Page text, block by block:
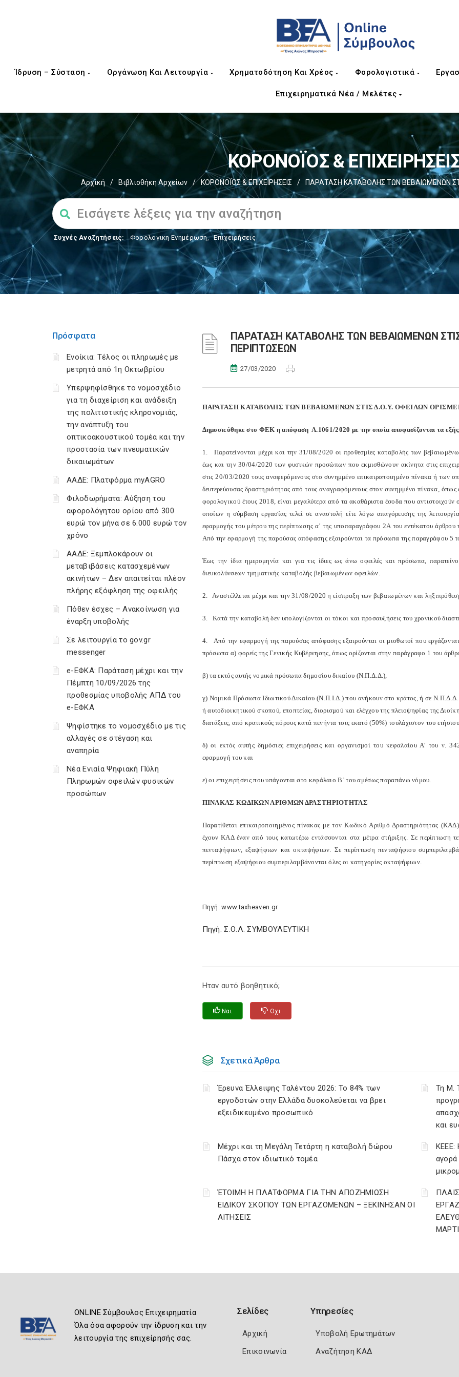
Ίδρυση – Σύσταση Οργάνωση Και Λειτουργία Χρηματοδότηση Και Χρέος Φορολογιστικά
Επιχειρηματικά Νέα / Μελέτες
ΚΟΡΟΝΟΪΟΣ &
Αρχική / Βιβλιοθήκη Αρχείων / ΚΟΡΟΝΟΪΟΣ & ΕΠΙΧΕΙΡΗΣΕΙΣ / ΠΑΡΑΤΑΣΗ ΚΑΤΑΒΟΛΗΣ ΤΩΝ ΒΕΒΑΙΩΜΕΝΩΝ
Συχνές Αναζητήσεις: Φορολογικη Ενημέρωση, Επιχειρήσεις
Πρόσφατα
Ενοίκια: Τέλος οι πληρωμές με
μετρητά από 1η Οκτωβρίου
Υπερψηφίσθηκε το νομοσχέδιο
για τη διαχείριση και ανάδειξη
της πολιτιστικής κληρονομιάς,
την ανάπτυξη του
οπτικοακουστικού τομέα και την
προστασία των πνευματικών
δικαιωμάτων
ΑΑΔΕ: Πλατφόρμα myAGRO
Φιλοδωρήματα: Αύξηση του
αφορολόγητου ορίου από 300
ευρώ τον μήνα σε 6.000 ευρώ τον
χρόνο
ΑΑΔΕ: Ξεμπλοκάρουν οι
μεταβιβάσεις κατασχεμένων
ακινήτων – Δεν απαιτείται πλέον
πλήρης εξόφληση της οφειλής
Πόθεν έσχες – Ανακοίνωση για
έναρξη υποβολής
Σε λειτουργία το gov.gr
messenger
e-ΕΦΚΑ: Παράταση μέχρι και την
Πέμπτη 10/09/2026 της
προθεσμίας υποβολής ΑΠΔ του
e-ΕΦΚΑ
Ψηφίστηκε το νομοσχέδιο με τις
αλλαγές σε στέγαση και
αναπηρία
Νέα Ενιαία Ψηφιακή Πύλη
Πληρωμών οφειλών φυσικών
προσώπων
ΠΑΡΑΤΑΣΗ ΚΑΤΑΒΟΛΗΣ ΤΩΝ ΒΕΒΑΙΩΜΕΝΩΝ
ΠΕΡΙΠΤΩΣΕΩΝ
27/03/2020
ΠΑΡΑΤΑΣΗ ΚΑΤΑΒΟΛΗΣ ΤΩΝ ΒΕΒΑΙΩΜΕΝΩΝ ΣΤΙΣ Δ.Ο.Υ. ΟΦΕΙΛΩΝ
Δημοσιεύθηκε στο ΦΕΚ η απόφαση Α.1061/2020 με την οποία αποφασίζονται τα
1. Παρατείνονται μέχρι και την 31/08/2020 οι προθεσμί­ες καταβολής των
έως και την 30/04/2020 των φυσικών προσώπων που εκμισθώνουν ακίνητα στις
στις 20/03/2020 τους αναφερόμενους στο συνημμένο επικαιροποιημένο πίνακα ή
δευτερεύουσας δραστηριότητας από τους αναγραφό­μενους στον συνημμένο πίνακα,
φορολο­γικού έτους 2018, είναι μεγαλύτερα από τα ακαθάριστα έσοδα που
οποίων η σύμβαση ερ­γασίας τελεί σε αναστολή είτε λόγω απαγόρευσης της
εφαρμογής του μέτρου της περίπτωσης α’ της υποπαραγράφου 2Α του εντέκατου
Από την εφαρμογή της παρούσας απόφασης εξαιρού­νται τα πρόσωπα της παραγράφου
Έως την ίδια ημερομηνία και για τις ίδιες ως άνω οφειλές και πρόσωπα,
διευκολύνσεων τμηματικής καταβολής βεβαιωμένων οφειλών.
2. Αναστέλλεται μέχρι και την 31/08/2020 η είσπραξη των βεβαιωμένων και
3. Κατά την καταβολή δεν υπολογίζονται οι τόκοι και προσαυξήσεις του χρονικού
4. Από την εφαρμογή της παρούσας απόφασης εξαιρούνται οι μισθωτοί που
πρόσωπα α) φορείς της Γενικής Κυβέρνησης, όπως ορίζονται στην παράγραφο 1 του
β) τα εκτός αυτής νομικά πρόσωπα δημοσίου δικαίου (Ν.Π.Δ.Δ.),
γ) Νομικά Πρόσωπα Ιδιωτικού Δικαίου (Ν.Π.Ι.Δ.) που ανήκουν στο κράτος, ή σε Ν.Π.Δ.Δ.
ή αυτοδιοικητικού σκοπού, εποπτείας, διορισμού και ελέγχου της πλειοψηφίας της
διατάξεις, από κρατικούς πόρους κατά πενήντα τοις εκατό (50%) τουλάχιστον του
δ) οι εκτός αυτής δημόσιες επιχειρήσεις και οργανισμοί του κεφα­λαίου Α’ του ν.
εφαρμογή του και
ε) οι επιχειρήσεις που υπάγονται στο κεφάλαιο Β’ του αμέσως παραπάνω νόμου.
ΠΙΝΑΚΑΣ ΚΩΔΙΚΩΝ ΑΡΙΘΜΩΝ ΔΡΑΣΤΗΡΙΟΤΗΤΑΣ
Παρατίθεται επικαιροποιημένος πίνακας με τον Κωδικό Αριθμό Δραστηριότητας
έχουν ΚΑΔ έναν από τους κατωτέρω εντάσσονται στα μέτρα στήριξης. Σε περί­πτωση
πενταψήφιων, εξαψήφιων και οκταψήφιων. Σε περίπτωση πενταψήφιου
περίπτωση εξαψήφιου συμπεριλαμβάνονται όλες οι κατηγορίες οκταψήφιων.
Πηγή: www.taxheaven.gr
Πηγή: Σ.Ο.Λ. ΣΥΜΒΟΥΛΕΥΤΙΚΗ
Ηταν αυτό βοηθητικό;
Ναι Οχι
Σχετικά Άρθρα
Έρευνα Έλλειψης Ταλέντου 2026: Το 84% των
εργοδοτών στην Ελλάδα δυσκολεύεται να βρει
εξειδικευμένο προσωπικό
Τη Μ.
και
Μέχρι και τη Μεγάλη Τετάρτη η καταβολή δώρου
Πάσχα στον ιδιωτικό τομέα
ΚΕΕΕ:
ΈΤΟΙΜΗ Η ΠΛΑΤΦΟΡΜΑ ΓΙΑ ΤΗΝ ΑΠΟΖΗΜΙΩΣΗ
ΕΙΔΙΚΟΥ ΣΚΟΠΟΥ ΤΩΝ ΕΡΓΑΖΟΜΕΝΩΝ – ΞΕΚΙΝΗΣΑΝ ΟΙ
ΑΙΤΗΣΕΙΣ
ONLINE Σύμβουλος Επιχειρηματία
Όλα όσα αφορούν την ίδρυση και την
λειτουργία της επιχείρησής σας.
Σελίδες
Αρχική
Επικοινωνία
Υπηρεσίες
Υποβολή Ερωτημάτων
Αναζήτηση ΚΑΔ